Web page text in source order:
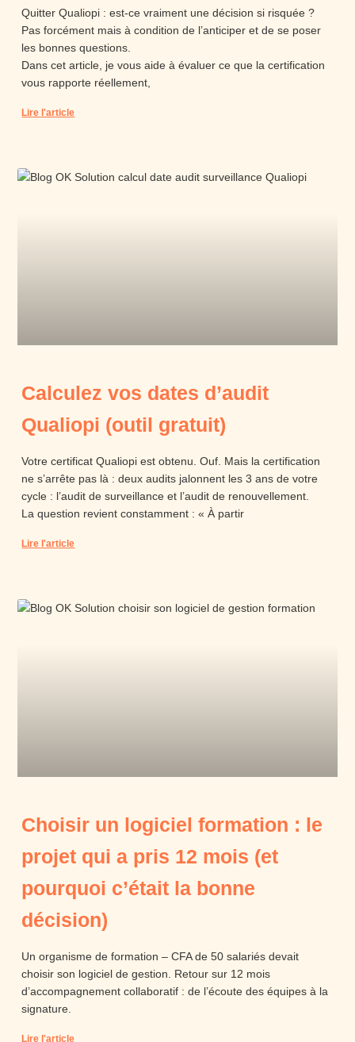
Quitter Qualiopi : est-ce vraiment une décision si risquée ?
Pas forcément mais à condition de l’anticiper et de se poser
les bonnes questions.
Dans cet article, je vous aide à évaluer ce que la certification
vous rapporte réellement,
Lire l'article
Calculez vos dates d’audit
Qualiopi (outil gratuit)
Votre certificat Qualiopi est obtenu. Ouf. Mais la certification
ne s’arrête pas là : deux audits jalonnent les 3 ans de votre
cycle : l’audit de surveillance et l’audit de renouvellement.
La question revient constamment : « À partir
Lire l'article
Choisir un logiciel formation : le
projet qui a pris 12 mois (et
pourquoi c’était la bonne
décision)
Un organisme de formation – CFA de 50 salariés devait
choisir son logiciel de gestion. Retour sur 12 mois
d’accompagnement collaboratif : de l’écoute des équipes à la
signature.
Lire l'article